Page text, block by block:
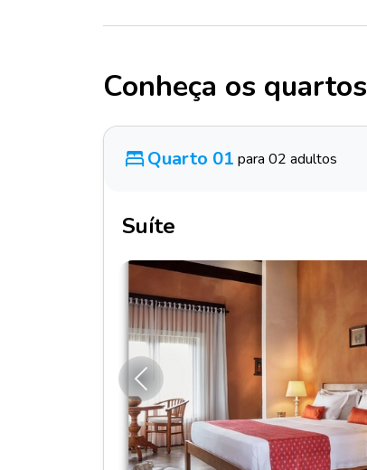
Conheça os quartos
Quarto 01 para 02 adultos
Suíte
Anterior